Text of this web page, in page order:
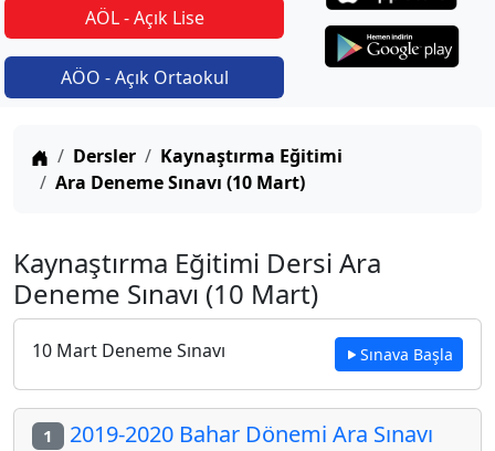
AÖL - Açık Lise
AÖO - Açık Ortaokul
Anasayfa
Dersler
Kaynaştırma Eğitimi
Ara Deneme Sınavı (10 Mart)
Kaynaştırma Eğitimi Dersi Ara
Deneme Sınavı (10 Mart)
10 Mart Deneme Sınavı Sınava Başla
1 2019-2020 Bahar Dönemi Ara Sınavı